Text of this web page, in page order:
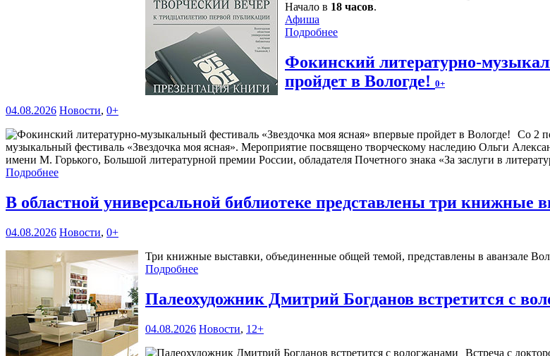
Начало в 18 часов.
Афиша
Подробнее
Фокинский литературно-
пройдет в Вологде! 0+
04.08.2026 Новости, 0+
Со 2
музыкальный фестиваль «Звездочка моя ясная». Мероприятие посвящено творческому наследию Ольги
имени М. Горького, Большой литературной премии России, обладателя Почетного знака «За заслуги в
Подробнее
В областной универсальной библиотеке представлены три книжные
04.08.2026 Новости, 0+
Три книжные выставки, объединенные общей темой, представлены в аванзале
Подробнее
Палеохудожник Дмитрий Богданов встретится с
04.08.2026 Новости, 12+
Встреча с